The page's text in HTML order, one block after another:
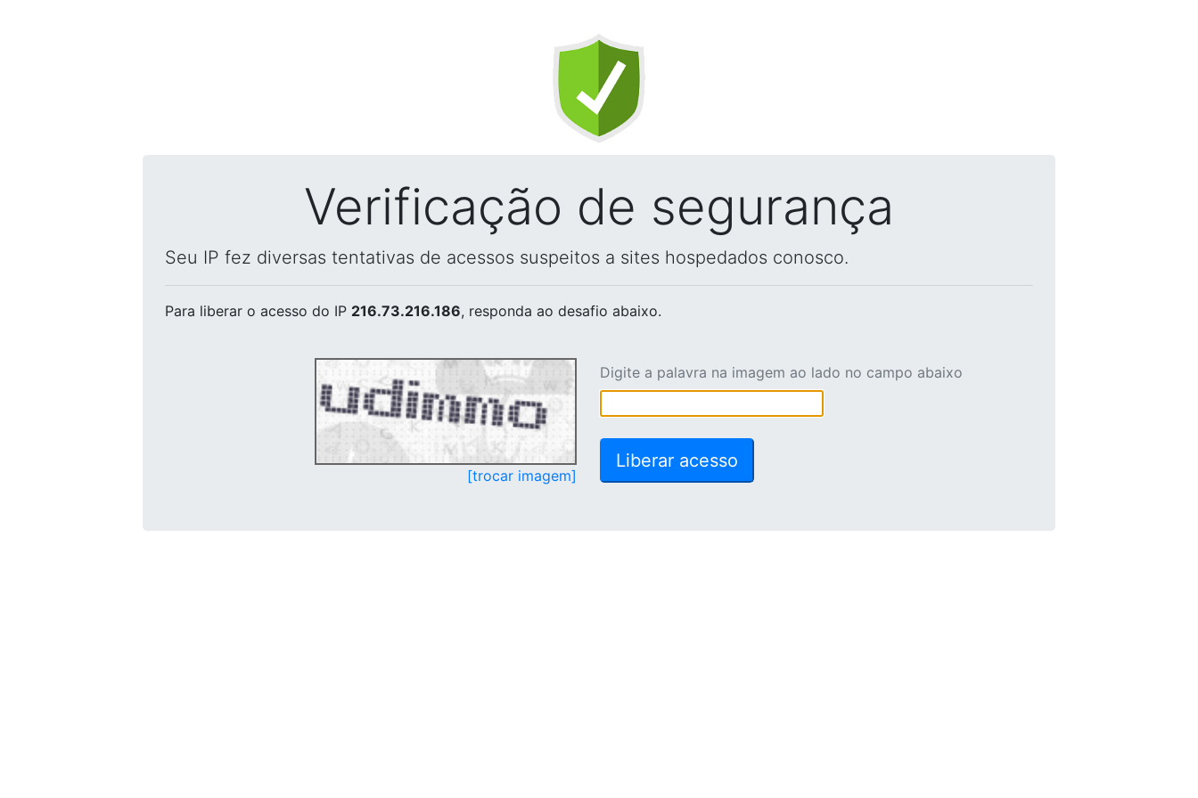
Verificação de segurança
Seu IP fez diversas tentativas de acessos suspeitos a sites hospedados conosco.
Para liberar o acesso do IP 216.73.216.186, responda ao desafio abaixo.
[trocar imagem]
Digite a palavra na imagem ao lado no campo abaixo